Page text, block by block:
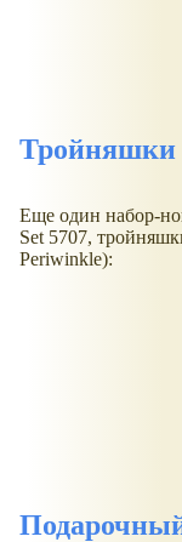
Тройняшки
Еще один набор-
Set 5707,
Periwinkle):